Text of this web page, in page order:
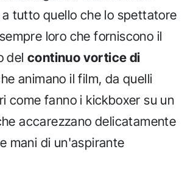
tutto quello che lo spettatore
loro che forniscono il
del continuo vortice di
animano il film, da quelli
come fanno i kickboxer su un
accarezzano delicatamente
mani di un'aspirante